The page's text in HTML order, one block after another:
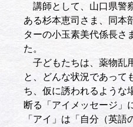
講師として、山口県警
ある杉本恵司さま、同
ターの小玉素美代係長さ
た。
子どもたちは、薬物乱
と、どんな状況であって
ち、仮に誘われるような
断る「アイメッセージ」
「アイ」は「自分（英